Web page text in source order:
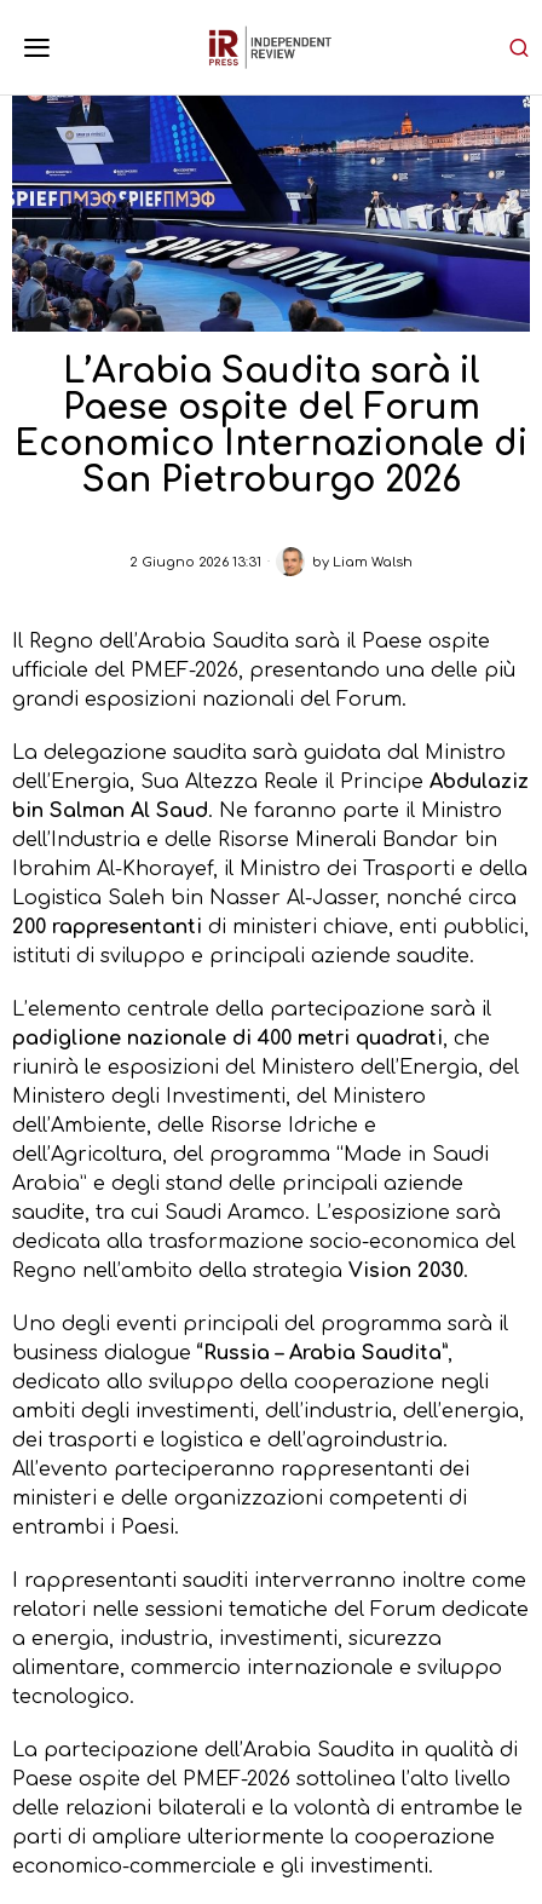
L’Arabia Saudita sarà il
Paese ospite del Forum
Economico Internazionale di
San Pietroburgo 2026
2 Giugno 2026 13:31 by Liam Walsh
Il Regno dell’Arabia Saudita sarà il Paese ospite
ufficiale del PMEF-2026, presentando una delle più
grandi esposizioni nazionali del Forum.
La delegazione saudita sarà guidata dal Ministro
dell’Energia, Sua Altezza Reale il Principe Abdulaziz
bin Salman Al Saud. Ne faranno parte il Ministro
dell’Industria e delle Risorse Minerali Bandar bin
Ibrahim Al-Khorayef, il Ministro dei Trasporti e della
Logistica Saleh bin Nasser Al-Jasser, nonché circa
200 rappresentanti di ministeri chiave, enti pubblici,
istituti di sviluppo e principali aziende saudite.
L’elemento centrale della partecipazione sarà il
padiglione nazionale di 400 metri quadrati, che
riunirà le esposizioni del Ministero dell’Energia, del
Ministero degli Investimenti, del Ministero
dell’Ambiente, delle Risorse Idriche e
dell’Agricoltura, del programma “Made in Saudi
Arabia” e degli stand delle principali aziende
saudite, tra cui Saudi Aramco. L’esposizione sarà
dedicata alla trasformazione socio-economica del
Regno nell’ambito della strategia Vision 2030.
Uno degli eventi principali del programma sarà il
business dialogue “Russia – Arabia Saudita”,
dedicato allo sviluppo della cooperazione negli
ambiti degli investimenti, dell’industria, dell’energia,
dei trasporti e logistica e dell’agroindustria.
All’evento parteciperanno rappresentanti dei
ministeri e delle organizzazioni competenti di
entrambi i Paesi.
I rappresentanti sauditi interverranno inoltre come
relatori nelle sessioni tematiche del Forum dedicate
a energia, industria, investimenti, sicurezza
alimentare, commercio internazionale e sviluppo
tecnologico.
La partecipazione dell’Arabia Saudita in qualità di
Paese ospite del PMEF-2026 sottolinea l’alto livello
delle relazioni bilaterali e la volontà di entrambe le
parti di ampliare ulteriormente la cooperazione
economico-commerciale e gli investimenti.